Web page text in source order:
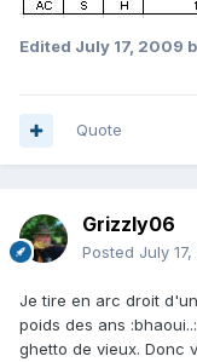
Edited July 17, 2009
Quote
Grizzly06
Posted July
Je tire en arc droit
poids des ans
ghetto de vieux. Donc